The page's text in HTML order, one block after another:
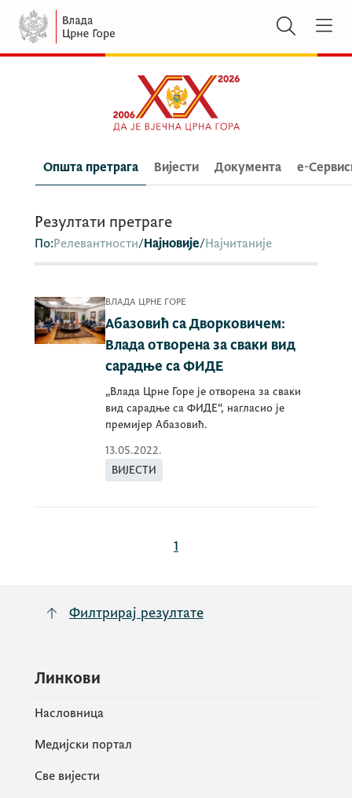
Општа претрага Вијести Документа e-
Резултати претраге
По:Релевантности/Најновије/Најчитаније
ВЛАДА ЦРНЕ ГОРЕ
Абазовић са Дворковичем:
Влада отворена за сваки вид
сарадње са ФИДЕ
„Влада Црне Горе је отворена за сваки
вид сарадње са ФИДЕ“, нагласио је
премијер Абазовић.
13.05.2022.
ВИЈЕСТИ
1
Филтрирај резултате
Линкови
Насловница
Медијски портал
Све вијести